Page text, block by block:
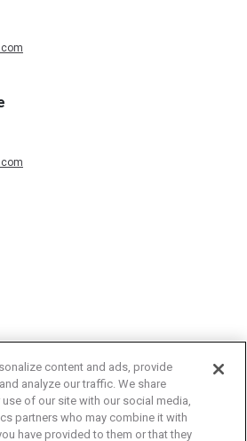
Cookie List
content and ads, provide
analyze our traffic. We share
of our site with our social media,
partners who may combine it with
have provided to them or that they